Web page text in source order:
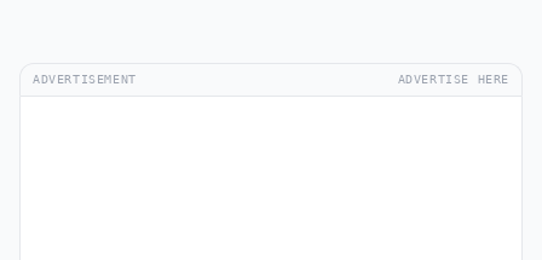
ADVERTISEMENT ADVERTISE HERE